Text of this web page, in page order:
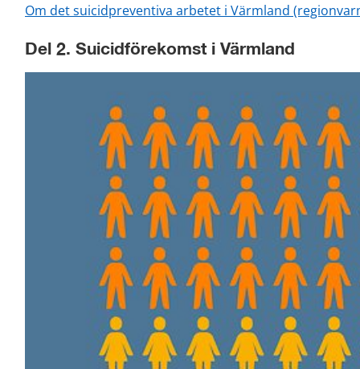
Om det suicidpreventiva arbetet i Värmland
Del 2. Suicidförekomst i Värmland